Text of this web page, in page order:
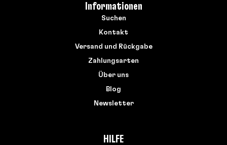
Informationen
Suchen
Kontakt
Versand und Rückgabe
Zahlungsarten
Über uns
Blog
Newsletter
HILFE